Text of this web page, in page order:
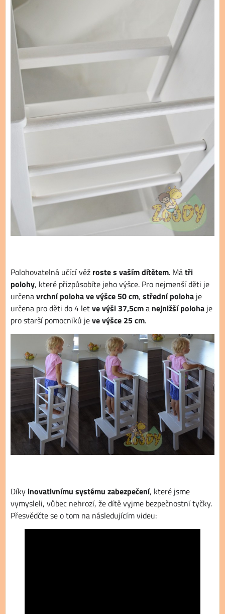
Polohovatelná učící věž roste s vaším dítětem. Mátři
polohy, které přizpůsobíte jeho výšce. Pro nejmenší děti je
určenavrchní poloha ve výšce 50 cm, střední poloha je
určena pro děti do 4 letve výši 37,5cma nejnižší poloha je
pro starší pomocníků jeve výšce 25 cm.
Díky inovativnímu systému zabezpečení, které jsme
vymysleli, vůbec nehrozí, že dítě vyjme bezpečnostní tyčky.
Přesvědčte se o tom na následujícím videu: